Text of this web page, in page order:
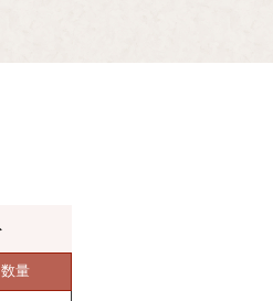
数量